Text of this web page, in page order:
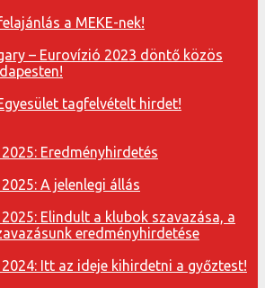
a MEKE-nek!
– Eurovízió 2023 döntő közös
tagfelvételt hirdet!
2025: Eredményhirdetés
2025: A jelenlegi állás
2025: Elindult a klubok szavazása, a
eredményhirdetése
2024: Itt az ideje kihirdetni a győztest!